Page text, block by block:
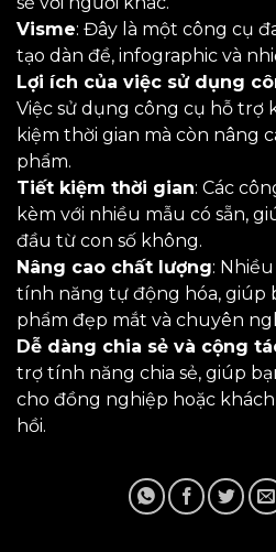
Visme: Đây là một công cụ
tạo dàn đề, infographic và
Lợi ích của việc sử dụng
Việc sử dụng công cụ hỗ trợ
kiệm thời gian mà còn nâng
phẩm.
Tiết kiệm thời gian: Các
kèm với nhiều mẫu có sẵn,
đầu từ con số không.
Nâng cao chất lượng:
tính năng tự động hóa, giúp
phẩm đẹp mắt và chuyên
Dễ dàng chia sẻ và cộng
trợ tính năng chia sẻ, giúp
cho đồng nghiệp hoặc
hồi.